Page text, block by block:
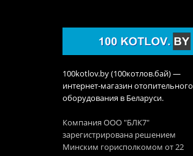
100kotlov.by (100котлов.бай) —
интернет-магазин отопительного
оборудования в Беларуси.
Компания ООО "БЛК7"
зарегистрирована решением
Минским горисполкомом от 22